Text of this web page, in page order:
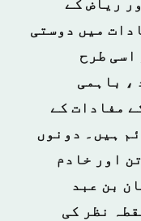
ریاض کے
میں دوستی
اسی طرح
، باہمی
مفادات کے
ہیں۔ دونوں
اور خادم
بن عبد
نظر کی